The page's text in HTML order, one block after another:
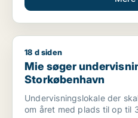
Mie søger
18 d siden
Mie søger
Storkøbenhavn
Undervisningslokale der
om året med plads til op til